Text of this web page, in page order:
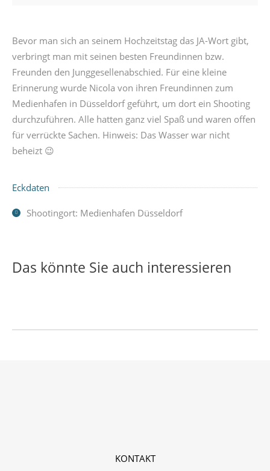
Bevor man sich an seinem Hochzeitstag das JA-Wort gibt,
verbringt man mit seinen besten Freundinnen bzw.
Freunden den Junggesellenabschied. Für eine kleine
Erinnerung wurde Nicola von ihren Freundinnen zum
Medienhafen in Düsseldorf geführt, um dort ein Shooting
durchzuführen. Alle hatten ganz viel Spaß und waren offen
für verrückte Sachen. Hinweis: Das Wasser war nicht
beheizt 😉
Eckdaten
Shootingort: Medienhafen Düsseldorf
Das könnte Sie auch interessieren
KONTAKT